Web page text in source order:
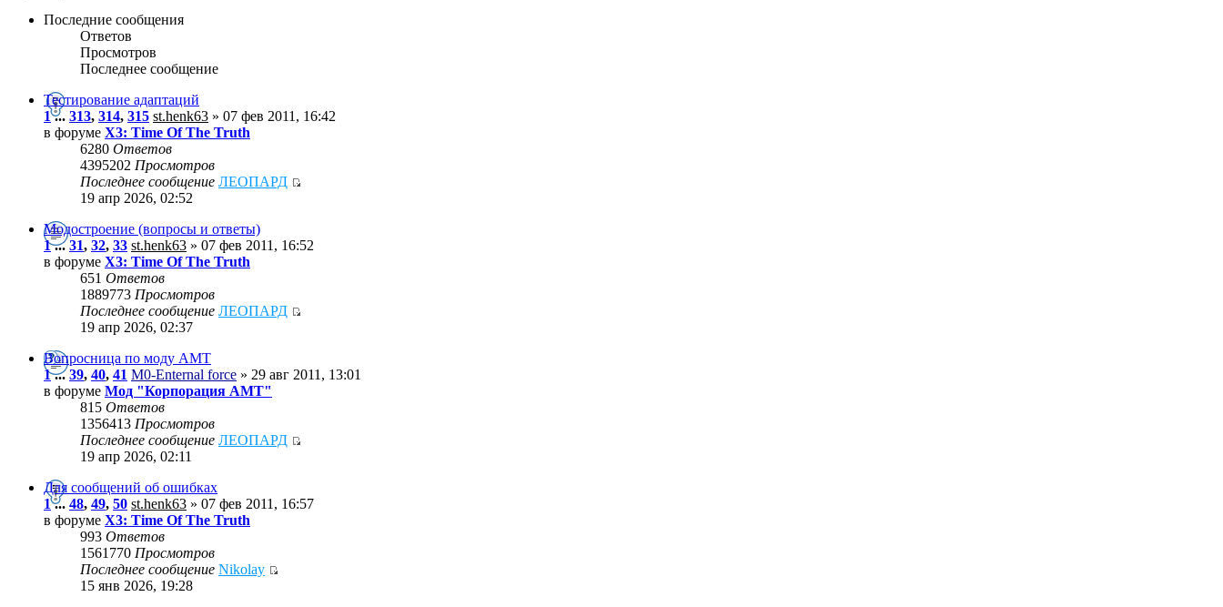
Последние сообщения
Ответов
Просмотров
Последнее сообщение
Тестирование адаптаций
1... 313, 314, 315 st.henk63 » 07 фев 2011, 16:42
в форуме X3: Time Of The Truth
6280 Ответов
4395202 Просмотров
Последнее сообщение ЛЕОПАРД
19 апр 2026, 02:52
Модостроение (вопросы и ответы)
1...31, 32, 33 st.henk63 » 07 фев 2011, 16:52
в форуме X3: Time Of The Truth
651 Ответов
1889773 Просмотров
Последнее сообщение ЛЕОПАРД
19 апр 2026, 02:37
Вопросница по моду АМТ
1...39, 40, 41 M0-Enternal force » 29 авг 2011, 13:01
в форуме Мод "Корпорация АМТ"
815 Ответов
1356413 Просмотров
Последнее сообщение ЛЕОПАРД
19 апр 2026, 02:11
Для сообщений об ошибках
1... 48, 49, 50 st.henk63 » 07 фев 2011, 16:57
в форуме X3: Time Of The Truth
993 Ответов
1561770 Просмотров
Последнее сообщение Nikolay
15 янв 2026, 19:28